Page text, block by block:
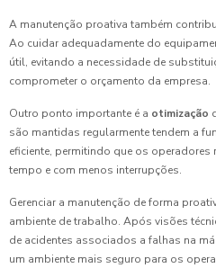
A manutenção proativa também
Ao cuidar adequadamente do
útil, evitando a necessidade de
comprometer o orçamento da empresa.
Outro ponto importante é a otimização
são mantidas regularmente tendem a
eficiente, permitindo que os operadores
tempo e com menos interrupções.
Gerenciar a manutenção de forma
ambiente de trabalho. Após visões
de acidentes associados a falhas na
um ambiente mais seguro para os